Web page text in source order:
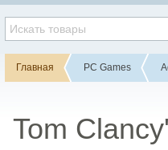
Главная PC Games
Tom